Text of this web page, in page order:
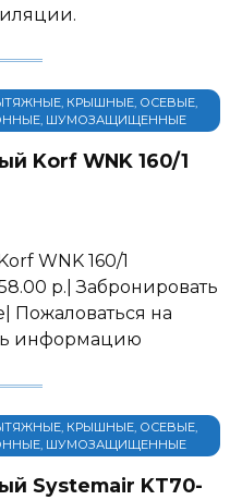
КРЫШНЫЕ, ОСЕВЫЕ,
ШУМОЗАЩИЩЕННЫЕ
Korf WNK 160/1
WNK 160/1
р.| Забронировать
Пожаловаться на
информацию
КРЫШНЫЕ, ОСЕВЫЕ,
ШУМОЗАЩИЩЕННЫЕ
Systemair KT70-